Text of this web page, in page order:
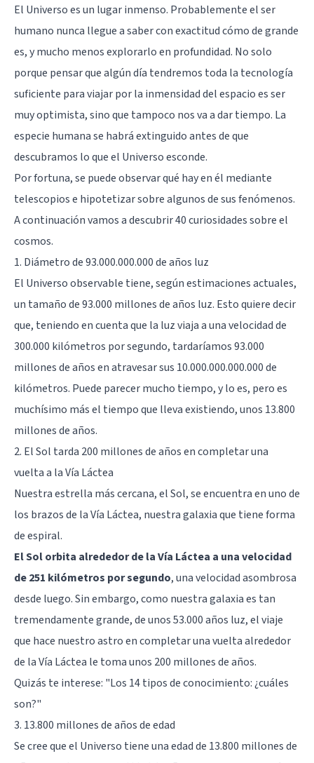
El Universo es un lugar inmenso. Probablemente el ser
humano nunca llegue a saber con exactitud cómo de grande
es, y mucho menos explorarlo en profundidad. No solo
porque pensar que algún día tendremos toda la tecnología
suficiente para viajar por la inmensidad del espacio es ser
muy optimista, sino que tampoco nos va a dar tiempo. La
especie humana se habrá extinguido antes de que
descubramos lo que el Universo esconde.
Por fortuna, se puede observar qué hay en él mediante
telescopios e hipotetizar sobre algunos de sus fenómenos.
A continuación vamos a descubrir 40 curiosidades sobre el
cosmos.
1. Diámetro de 93.000.000.000 de años luz
El Universo observable tiene, según estimaciones actuales,
un tamaño de 93.000 millones de años luz. Esto quiere decir
que, teniendo en cuenta que la luz viaja a una velocidad de
300.000 kilómetros por segundo, tardaríamos 93.000
millones de años en atravesar sus 10.000.000.000.000 de
kilómetros. Puede parecer mucho tiempo, y lo es, pero es
muchísimo más el tiempo que lleva existiendo, unos 13.800
millones de años.
2. El Sol tarda 200 millones de años en completar una
vuelta a la Vía Láctea
Nuestra estrella más cercana, el Sol, se encuentra en uno de
los brazos de la Vía Láctea, nuestra galaxia que tiene forma
de espiral.
El Sol orbita alrededor de la Vía Láctea a una velocidad
de 251 kilómetros por segundo, una velocidad asombrosa
desde luego. Sin embargo, como nuestra galaxia es tan
tremendamente grande, de unos 53.000 años luz, el viaje
que hace nuestro astro en completar una vuelta alrededor
de la Vía Láctea le toma unos 200 millones de años.
Quizás te interese: "Los 14 tipos de conocimiento: ¿cuáles
son?"
3. 13.800 millones de años de edad
Se cree que el Universo tiene una edad de 13.800 millones de